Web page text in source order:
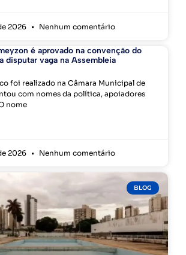
2026 Nenhum comentário
é aprovado na convenção do
disputar vaga na Assembleia
foi realizado na Câmara Municipal de
com nomes da política, apoiadores
nome
2026 Nenhum comentário
BLOG